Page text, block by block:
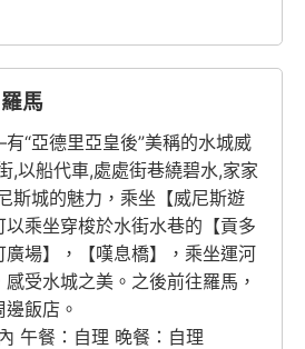
馬
“亞德里亞皇後”美稱的水城威
,以船代車,處處街巷繞碧水,家家
斯城的魅力，乘坐【威尼斯遊
乘坐穿梭於水街水巷的【貢多
場】，【嘆息橋】，乘坐運河
感受水城之美。之後前往羅馬，
飯店。
午餐：自理 晚餐：自理